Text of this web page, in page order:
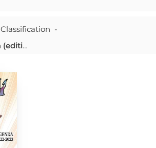
Classification -
Fairy Tail : Agenda (edition 2022/2023)